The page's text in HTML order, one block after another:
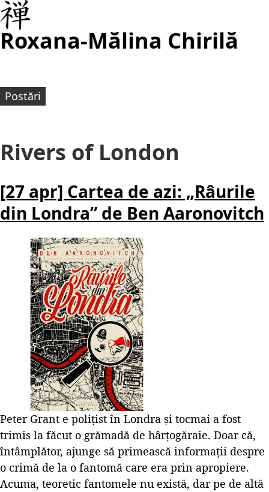
Roxana-Mălina Chirilă
Postări
Rivers of London
[27 apr] Cartea de azi: „Râurile
din Londra” de Ben Aaronovitch
Peter Grant e polițist în Londra și tocmai a fost
trimis la făcut o grămadă de hârțogăraie. Doar că,
întâmplător, ajunge să primească informații despre
o crimă de la o fantomă care era prin apropiere.
Acuma, teoretic fantomele nu există, dar pe de altă